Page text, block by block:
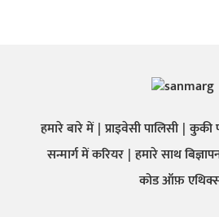
हमारे बारे में प्राइवेसी पालिसी कुकी
सन्मार्ग में करियर हमारे साथ
कोड ऑफ़